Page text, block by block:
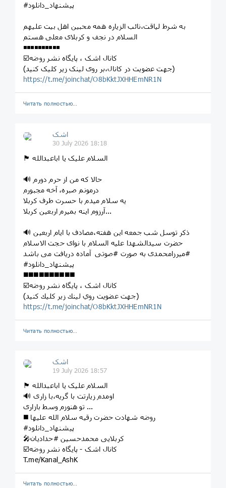
#پیشنهاد_دانلود
به شرط لیاقت،نائب الزیاره همه محبین اهل بیت علیهم
السلام در نجف و کربلای معلی هستم
◾️◾️◾️◾️◾️◾️◾️◾️◾️◾️
☑️کانال اشک ، پایگاه نشر روضه
(جهت عضویت در کانال،بر روی لینک زیر کلیک کنید)
https://t.me/joinchat/O8bKktJXHHEmNR1N
Читать полностью…
اشک
30 July 2026 18:18
🏴 السلام علیک یا اباعبدالله
🔊 حالا که من از حرم دورم
درمونم صبره، آخه مجبورم
یه سلام میدم با حسرت طرف کربلا
آرزوم اینه بمیرم اربعین کربلا...
🔊 ذکر توسل شب جمعه این هفته،مصادف با ایام اربعین
حضرت سیدالشهدا علیه السلام با نوای حجت الاسلام
#میرزامحمدی به صورت #صوتی آماده دریافت می باشد
#پیشنهاد_دانلود
◼️◼️◼️◼️◼️◼️◼️◼️◼️◼️
☑️کانال اشک ، پايگاه نشر روضه
(جهت عضويت روي لينك زير كليك كنيد)
https://t.me/joinchat/O8bKktJXHHEmNR1N
Читать полностью…
اشک
19 July 2026 18:57
🏴 السلام علیک یا اباعبدالله
🔊 اومدم زیارتت با گریه،با زاری
تو هنوزم وسط بازاری ...
◼️ روضه شهادت حضرت رقیه سلام الله علیها
#پیشنهاد_دانلود
🎤کربلایی محمدحسین #حدادیان
☑️کانال اشک - پایگاه نشر روضه
T.me/Kanal_AshK
Читать полностью…